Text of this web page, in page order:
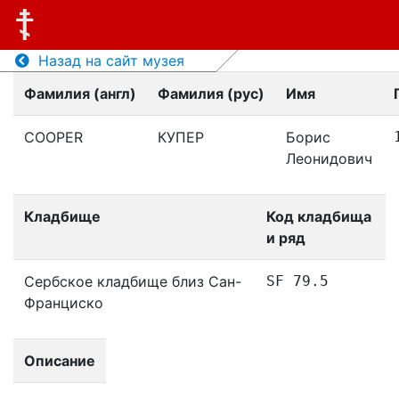
Назад на сайт музея
Фамилия (англ)
Фамилия (рус) Имя
COOPER КУПЕР
Борис
Леонидович
Кладбище
Код кладбища
и ряд
Сербское кладбище близ Сан-
Франциско
SF 79.5
Описание